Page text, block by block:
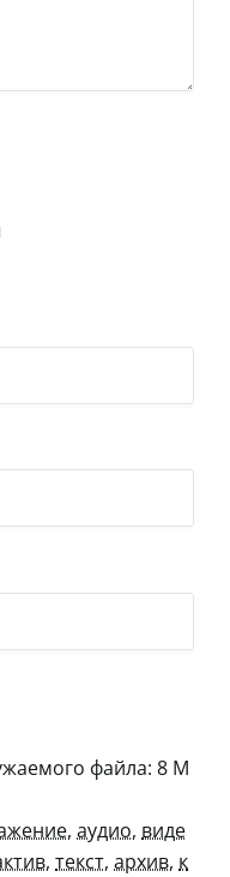
файла: 8 М
, аудио, виде
, текст, архив, к